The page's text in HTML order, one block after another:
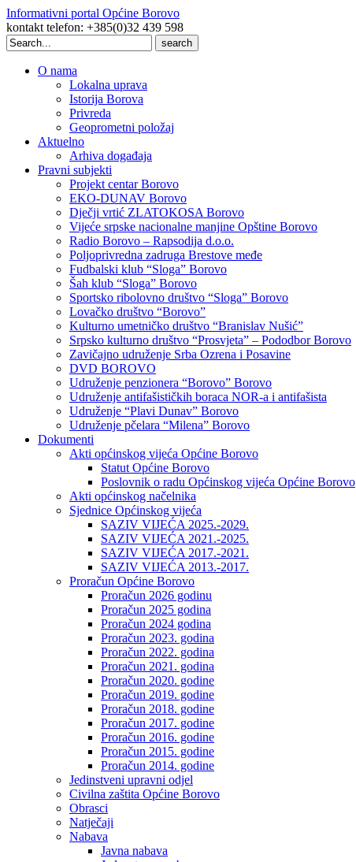
Informativni portal Općine Borovo
kontakt telefon: +385(0)32 439 598
Search
for:
O nama
Lokalna uprava
Istorija Borova
Privreda
Geoprometni položaj
Aktuelno
Arhiva događaja
Pravni subjekti
Projekt centar Borovo
EKO-DUNAV Borovo
Dječji vrtić ZLATOKOSA Borovo
Vijeće srpske nacionalne manjine Opštine Borovo
Radio Borovo – Rapsodija d.o.o.
Poljoprivredna zadruga Brestove međe
Fudbalski klub “Sloga” Borovo
Šah klub “Sloga” Borovo
Sportsko ribolovno društvo “Sloga” Borovo
Lovačko društvo “Borovo”
Kulturno umetničko društvo “Branislav Nušić”
Srpsko kulturno društvo “Prosvjeta” – Pododbor Borovo
Zavičajno udruženje Srba Ozrena i Posavine
DVD BOROVO
Udruženje penzionera “Borovo” Borovo
Udruženje antifašističkih boraca NOR-a i antifašista
Udruženje “Plavi Dunav” Borovo
Udruženje pčelara “Milena” Borovo
Dokumenti
Akti općinskog vijeća Općine Borovo
Statut Općine Borovo
Poslovnik o radu Općinskog vijeća Općine Borovo
Akti općinskog načelnika
Sjednice Općinskog vijeća
SAZIV VIJEĆA 2025.-2029.
SAZIV VIJEĆA 2021.-2025.
SAZIV VIJEĆA 2017.-2021.
SAZIV VIJEĆA 2013.-2017.
Proračun Općine Borovo
Proračun 2026 godinu
Proračun 2025 godina
Proračun 2024 godina
Proračun 2023. godina
Proračun 2022. godina
Proračun 2021. godina
Proračun 2020. godine
Proračun 2019. godine
Proračun 2018. godine
Proračun 2017. godine
Proračun 2016. godine
Proračun 2015. godine
Proračun 2014. godine
Jedinstveni upravni odjel
Civilna zaštita Općine Borovo
Obrasci
Natječaji
Nabava
Javna nabava